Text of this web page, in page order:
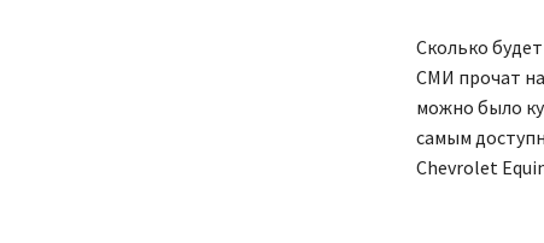
Сколько
СМИ прочат
можно было
самым
Chevrolet